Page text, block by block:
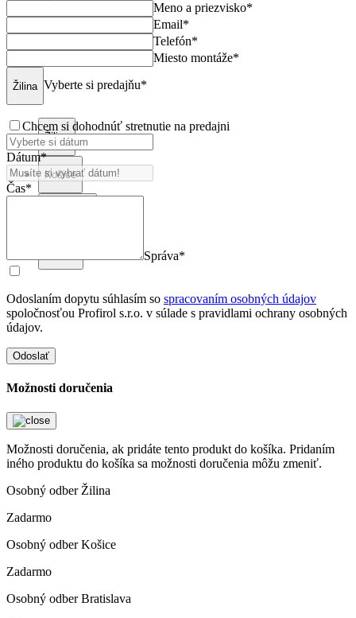
Meno a priezvisko*
Email*
Telefón*
Miesto montáže*
Žilina Vyberte si predajňu*
Žilina
Košice
Chcem si dohodnúť stretnutie na predajni
Dátum*
Čas*
Správa*
Odoslaním dopytu súhlasím so spracovaním osobných údajov
spoločnosťou Profirol s.r.o. v súlade s pravidlami ochrany osobných
údajov.
Odoslať
Možnosti doručenia
Možnosti doručenia, ak pridáte tento produkt do košíka. Pridaním
iného produktu do košíka sa možnosti doručenia môžu zmeniť.
Osobný odber Žilina
Zadarmo
Osobný odber Košice
Zadarmo
Osobný odber Bratislava